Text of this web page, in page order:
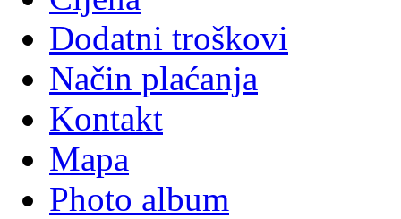
Dodatni troškovi
Način plaćanja
Kontakt
Mapa
Photo album